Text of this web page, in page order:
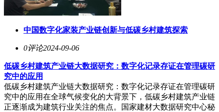
中国数字化家装产业链创新与低碳乡村建筑探索
0评论2024-09-06
低碳乡村建筑产业链大数据研究：数字化记录存证在管理碳研
究中的应用
低碳乡村建筑产业链大数据研究：数字化记录存证在管理碳研
究中的应用在全球气候变化的大背景下，低碳乡村建筑产业链
正逐渐成为建筑行业关注的焦点。国家建材大数据研究中心秘